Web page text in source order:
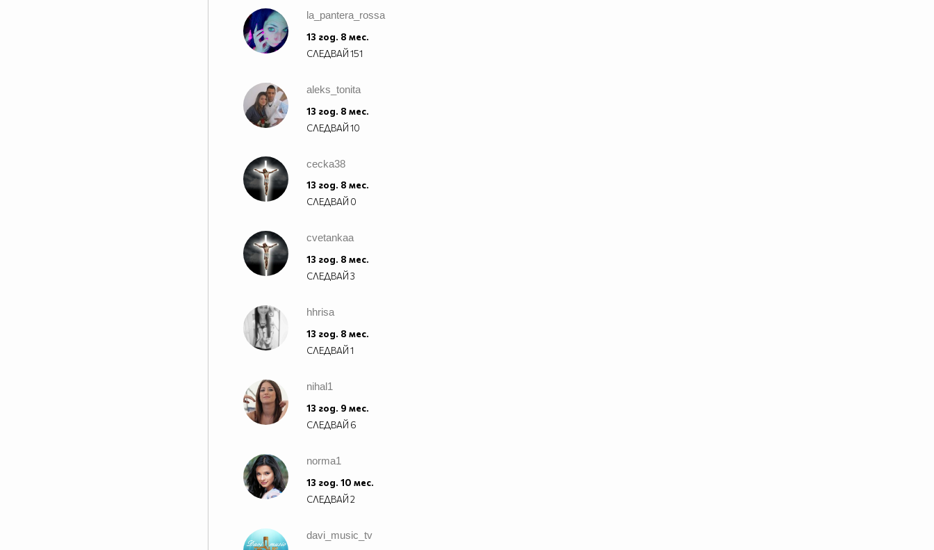
la_pantera_rossa
13 год. 8 мес.
СЛЕДВАЙ151
aleks_tonita
13 год. 8 мес.
СЛЕДВАЙ10
cecka38
13 год. 8 мес.
СЛЕДВАЙ 0
cvetankaa
13 год. 8 мес.
СЛЕДВАЙ3
hhrisa
13 год. 8 мес.
СЛЕДВАЙ1
nihal1
13 год. 9 мес.
СЛЕДВАЙ 6
norma1
13 год. 10 мес.
СЛЕДВАЙ2
davi_music_tv